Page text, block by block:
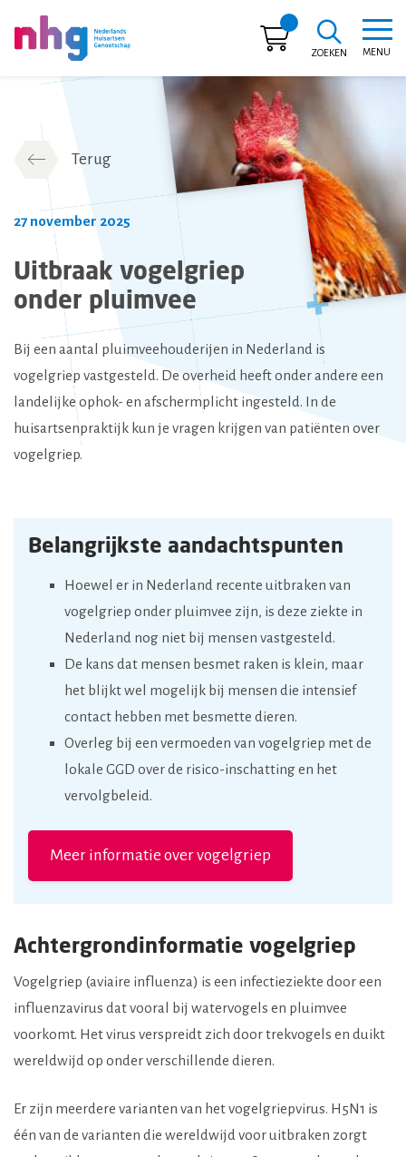
MENU
ZOEKEN
Terug
27 november 2025
Uitbraak vogelgriep
onder pluimvee
Bij een aantal pluimveehouderijen in Nederland is
vogelgriep vastgesteld. De overheid heeft onder andere een
landelijke ophok- en afschermplicht ingesteld. In de
huisartsenpraktijk kun je vragen krijgen van patiënten over
vogelgriep.
Belangrijkste aandachtspunten
Hoewel er in Nederland recente uitbraken van
vogelgriep onder pluimvee zijn, is deze ziekte in
Nederland nog niet bij mensen vastgesteld.
De kans dat mensen besmet raken is klein, maar
het blijkt wel mogelijk bij mensen die intensief
contact hebben met besmette dieren.
Overleg bij een vermoeden van vogelgriep met de
lokale GGD over de risico-inschatting en het
vervolgbeleid.
Meer informatie over vogelgriep
Achtergrondinformatie vogelgriep
Vogelgriep (aviaire influenza) is een infectieziekte door een
influenzavirus dat vooral bij watervogels en pluimvee
voorkomt. Het virus verspreidt zich door trekvogels en duikt
wereldwijd op onder verschillende dieren.
Er zijn meerdere varianten van het vogelgriepvirus. H5N1 is
één van de varianten die wereldwijd voor uitbraken zorgt